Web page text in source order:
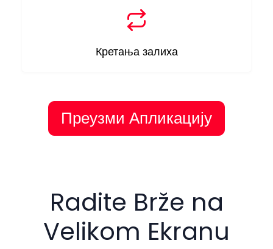
Кретања залиха
Преузми Апликацију
Radite Brže na
Velikom Ekranu